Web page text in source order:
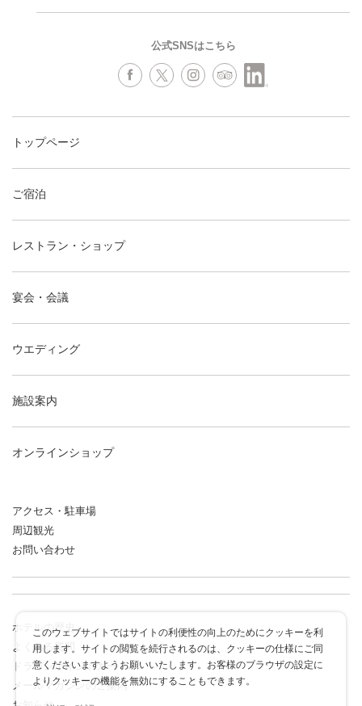
このウェブサイトではサイトの利便性の向上のためにクッキーを利
用します。サイトの閲覧を続行されるのは、クッキーの仕様にご同
意くださいますようお願いいたします。お客様のブラウザの設定に
よりクッキーの機能を無効にすることもできます。
公式SNSはこちら
トップページ
ご宿泊
レストラン・ショップ
宴会・会議
ウエディング
施設案内
オンラインショップ
アクセス・駐車場
周辺観光
お問い合わせ
ホテルの歴史
よくある質問
ドラゴンポイントカード
メールマガジンのご案内